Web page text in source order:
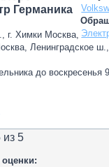
Германика
г. Химки Москва,
Ленинградское
до воскресенья
из5